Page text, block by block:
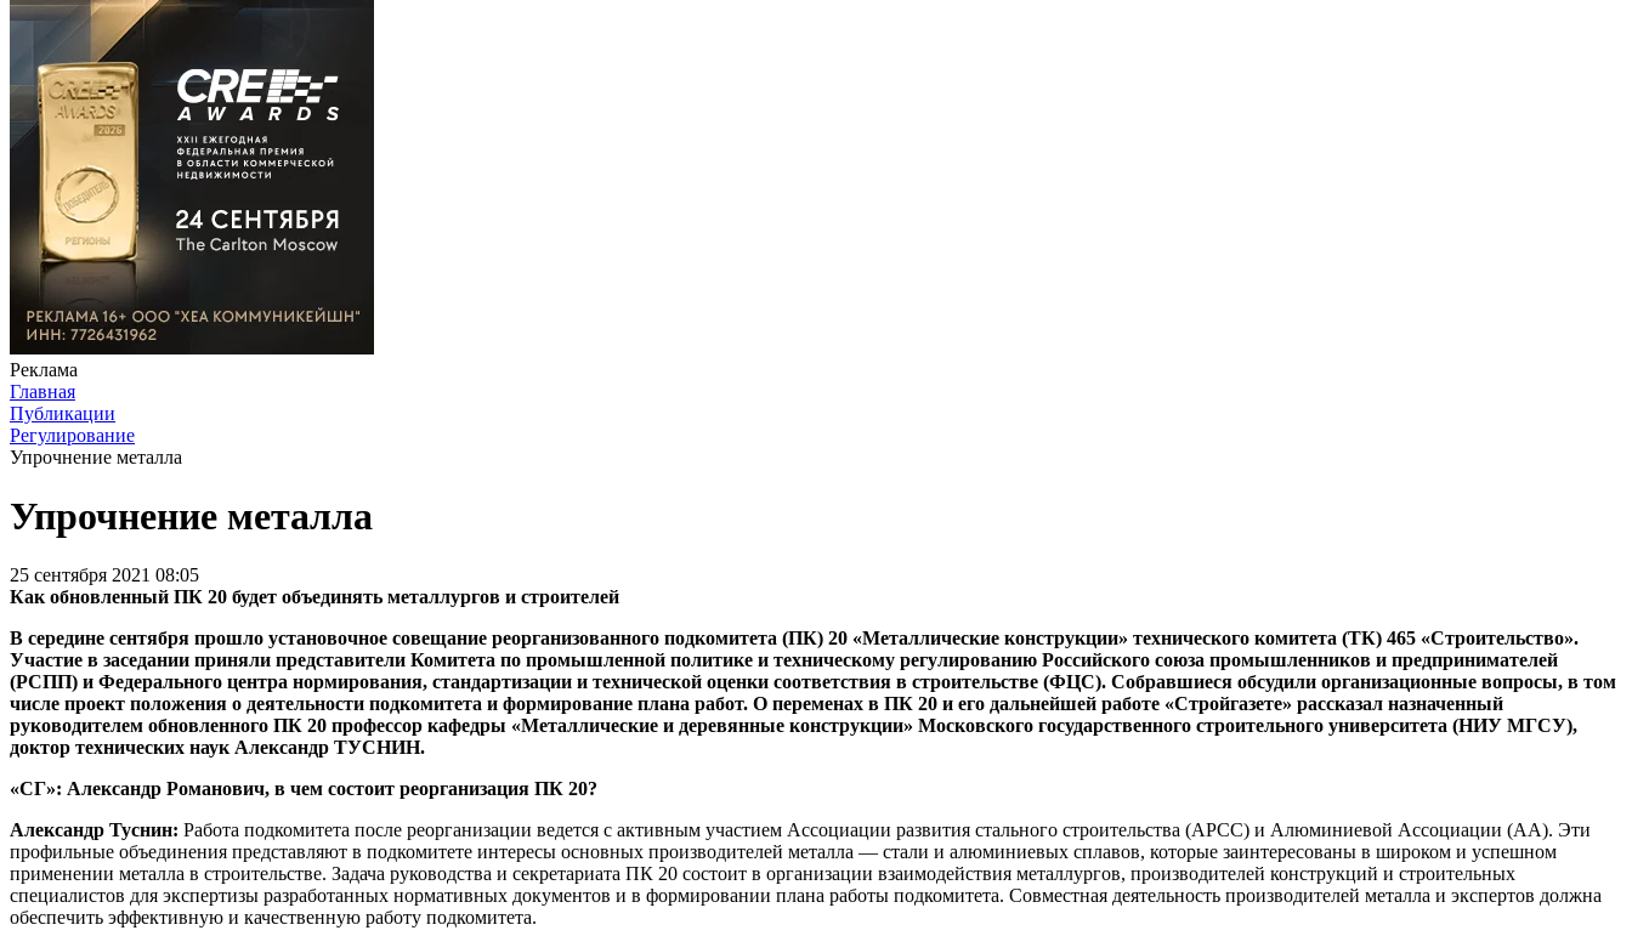
Реклама
Главная
Публикации
Регулирование
Упрочнение металла
Упрочнение металла
25 сентября 2021 08:05
Как обновленный ПК 20 будет объединять металлургов и строителей
В середине сентября прошло установочное совещание реорганизованного подкомитета (ПК) 20 «Металлические конструкции» технического комитета (ТК) 465 «Строительство».
Участие в заседании приняли представители Комитета по промышленной политике и техническому регулированию Российского союза промышленников и предпринимателей
(РСПП) и Федерального центра нормирования, стандартизации и технической оценки соответствия в строительстве (ФЦС). Собравшиеся обсудили организационные вопросы, в том
числе проект положения о деятельности подкомитета и формирование плана работ. О переменах в ПК 20 и его дальнейшей работе «Стройгазете» рассказал назначенный
руководителем обновленного ПК 20 профессор кафедры «Металлические и деревянные конструкции» Московского государственного строительного университета (НИУ МГСУ),
доктор технических наук Александр ТУСНИН.
«СГ»: Александр Романович, в чем состоит реорганизация ПК 20?
Александр Туснин: Работа подкомитета после реорганизации ведется с активным участием Ассоциации развития стального строительства (АРСС) и Алюминиевой Ассоциации (АА). Эти
профильные объединения представляют в подкомитете интересы основных производителей металла — стали и алюминиевых сплавов, которые заинтересованы в широком и успешном
применении металла в строительстве. Задача руководства и секретариата ПК 20 состоит в организации взаимодействия металлургов, производителей конструкций и строительных
специалистов для экспертизы разработанных нормативных документов и в формировании плана работы подкомитета. Совместная деятельность производителей металла и экспертов должна
обеспечить эффективную и качественную работу подкомитета.